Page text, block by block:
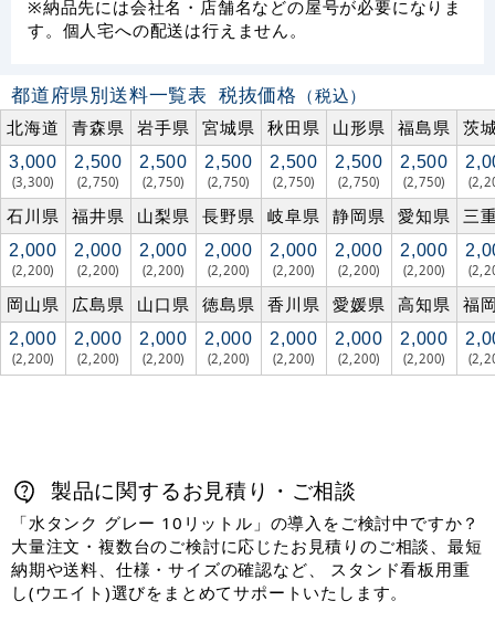
※納品先には会社名・店舗名などの屋号が必要になりま
す。個人宅への配送は行えません。
都道府県別送料一覧表 税抜価格 （税込）
北海道
青森県 岩手県 宮城県 秋田県 山形県 福島県 茨
3,000
(3,300)
2,500
(2,750)
2,500
(2,750)
2,500
(2,750)
2,500
(2,750)
2,500
(2,750)
2,500
(2,750)
石川県 福井県 山梨県 長野県 岐阜県 静岡県 愛知県 三
2,000
(2,200)
2,000
(2,200)
2,000
(2,200)
2,000
(2,200)
2,000
(2,200)
2,000
(2,200)
2,000
(2,200)
岡山県 広島県 山口県 徳島県 香川県 愛媛県 高知県 福
2,000
(2,200)
2,000
(2,200)
2,000
(2,200)
2,000
(2,200)
2,000
(2,200)
2,000
(2,200)
2,000
(2,200)
製品に関するお見積り・ご相談
「水タンク グレー 10リットル」の導入をご検討中ですか？
大量注文・複数台のご検討に応じたお見積りのご相談、最短
納期や送料、仕様・サイズの確認など、 スタンド看板用重
し(ウエイト)選びをまとめてサポートいたします。